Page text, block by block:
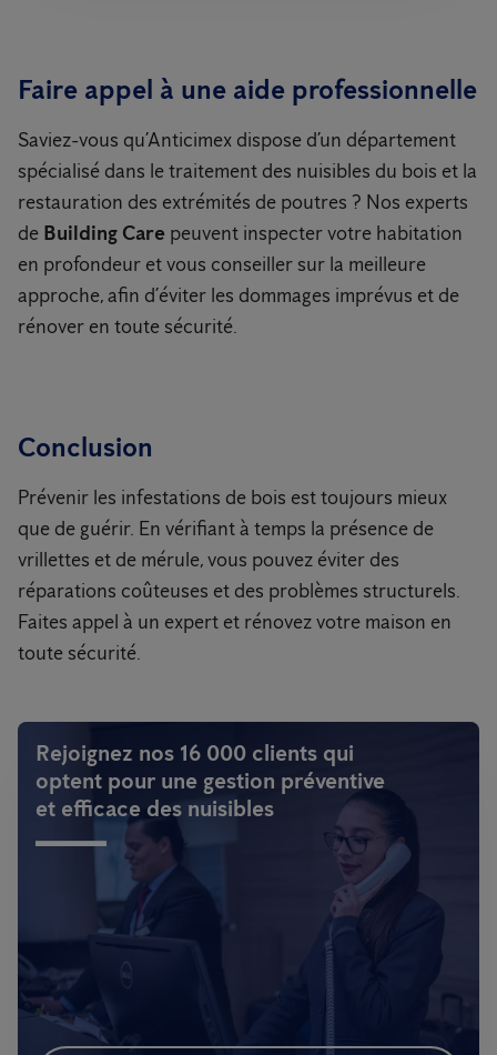
Faire appel à une aide professionnelle
Saviez-vous qu’Anticimex dispose d’un département
spécialisé dans le traitement des nuisibles du bois et la
restauration des extrémités de poutres ? Nos experts
de Building Care peuvent inspecter votre habitation
en profondeur et vous conseiller sur la meilleure
approche, afin d’éviter les dommages imprévus et de
rénover en toute sécurité.
Conclusion
Prévenir les infestations de bois est toujours mieux
que de guérir. En vérifiant à temps la présence de
vrillettes et de mérule, vous pouvez éviter des
réparations coûteuses et des problèmes structurels.
Faites appel à un expert et rénovez votre maison en
toute sécurité.
Rejoignez nos 16 000 clients qui
optent pour une gestion préventive
et efficace des nuisibles